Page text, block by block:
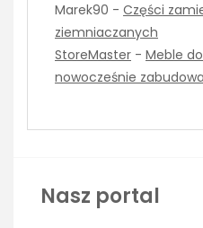
Marek90 - Części
ziemniaczanych
StoreMaster - Meble
nowocześnie
Nasz portal